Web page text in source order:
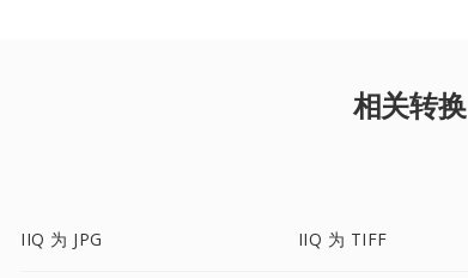
相关转换
IIQ 为 JPG IIQ 为 TIFF